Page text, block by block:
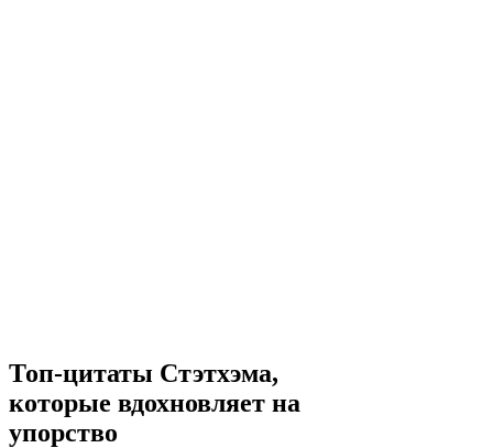
Топ-цитаты Стэтхэма,
которые вдохновляет на
упорство